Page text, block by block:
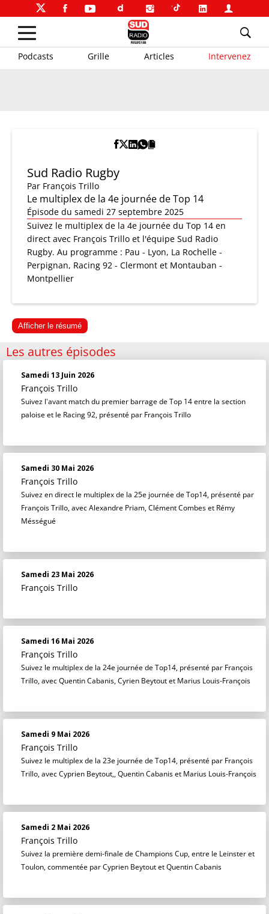
Podcasts Grille Articles Intervenez
Sud Radio Rugby
Par François Trillo
Le multiplex de la 4e journée de Top 14
Épisode du samedi 27 septembre 2025
Suivez le multiplex de la 4e journée du Top 14 en
direct avec François Trillo et l'équipe Sud Radio
Rugby. Au programme : Pau - Lyon, La Rochelle -
Perpignan, Racing 92 - Clermont et Montauban -
Montpellier
Afficher le résumé
Les autres épisodes
Samedi 13 Juin 2026
François Trillo
Suivez l'avant match du premier barrage de Top 14 entre la section
paloise et le Racing 92, présenté par François Trillo
Samedi 30 Mai 2026
François Trillo
Suivez en direct le multiplex de la 25e journée de Top14, présenté par
François Trillo, avec Alexandre Priam, Clément Combes et Rémy
Mésségué
Samedi 23 Mai 2026
François Trillo
Samedi 16 Mai 2026
François Trillo
Suivez le multiplex de la 24e journée de Top14, présenté par François
Trillo, avec Quentin Cabanis, Cyrien Beytout et Marius Louis-François
Samedi 9 Mai 2026
François Trillo
Suivez le multiplex de la 23e journée de Top14, présenté par François
Trillo, avec Cyprien Beytout,, Quentin Cabanis et Marius Louis-François
Samedi 2 Mai 2026
François Trillo
Suivez la première demi-finale de Champions Cup, entre le Leinster et
Toulon, commentée par Cyprien Beytout et Quentin Cabanis